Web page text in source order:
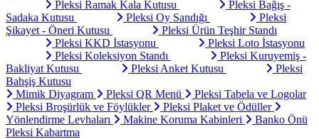
Pleksi Ramak Kala Kutusu
Pleksi Bağış -
Sadaka Kutusu
Pleksi Oy Sandığı
Pleksi
Şikayet - Öneri Kutusu
Pleksi Ürün Teşhir Standı
Pleksi KKD İstasyonu
Pleksi Loto İstasyonu
Pleksi Koleksiyon Standı
Pleksi Kuruyemiş -
Bakliyat Kutusu
Pleksi Anket Kutusu
Pleksi
Bahşiş Kutusu
Mimik Diyagram
Pleksi QR Menü
Pleksi Tabela ve Logolar
Pleksi Broşürlük ve Föylükler
Pleksi Plaket ve Ödüller
Yönlendirme Levhaları
Makine Koruma Kabinleri
Banko Önü
Pleksi Kabartma